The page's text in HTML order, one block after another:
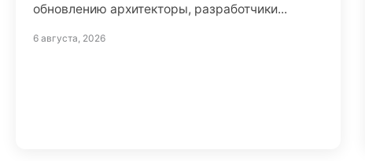
обновлению архитекторы, разработчики...
6 августа, 2026